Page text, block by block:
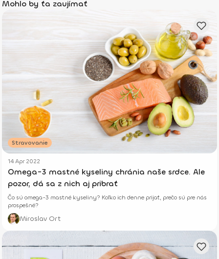
Mohlo by ťa zaujímať
Stravovanie
14 Apr 2022
Omega-3 mastné kyseliny chránia naše srdce. Ale
pozor, dá sa z nich aj pribrať
Čo sú omega-3 mastné kyseliny? Koľko ich denne prijať, prečo sú pre nás
prospešné?
Miroslav Ort